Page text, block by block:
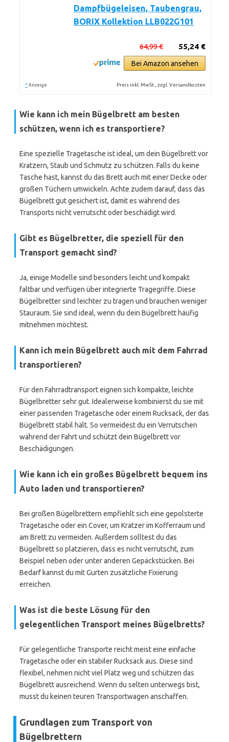
Dampfbügeleisen, Taubengrau,
BORIX Kollektion LLB022G101
55,24 €
64,99 €
Bei Amazon ansehen
* Anzeige Preis inkl. MwSt., zzgl. Versandkosten
Wie kann ich mein Bügelbrett am besten
schützen, wenn ich es transportiere?
Eine spezielle Tragetasche ist ideal, um dein Bügelbrett vor
Kratzern, Staub und Schmutz zu schützen. Falls du keine
Tasche hast, kannst du das Brett auch mit einer Decke oder
großen Tüchern umwickeln. Achte zudem darauf, dass das
Bügelbrett gut gesichert ist, damit es während des
Transports nicht verrutscht oder beschädigt wird.
Gibt es Bügelbretter, die speziell für den
Transport gemacht sind?
Ja, einige Modelle sind besonders leicht und kompakt
faltbar und verfügen über integrierte Tragegriffe. Diese
Bügelbretter sind leichter zu tragen und brauchen weniger
Stauraum. Sie sind ideal, wenn du dein Bügelbrett häufig
mitnehmen möchtest.
Kann ich mein Bügelbrett auch mit dem Fahrrad
transportieren?
Für den Fahrradtransport eignen sich kompakte, leichte
Bügelbretter sehr gut. Idealerweise kombinierst du sie mit
einer passenden Tragetasche oder einem Rucksack, der das
Bügelbrett stabil hält. So vermeidest du ein Verrutschen
während der Fahrt und schützt dein Bügelbrett vor
Beschädigungen.
Wie kann ich ein großes Bügelbrett bequem ins
Auto laden und transportieren?
Bei großen Bügelbrettern empfiehlt sich eine gepolsterte
Tragetasche oder ein Cover, um Kratzer im Kofferraum und
am Brett zu vermeiden. Außerdem solltest du das
Bügelbrett so platzieren, dass es nicht verrutscht, zum
Beispiel neben oder unter anderen Gepäckstücken. Bei
Bedarf kannst du mit Gurten zusätzliche Fixierung
erreichen.
Was ist die beste Lösung für den
gelegentlichen Transport meines Bügelbretts?
Für gelegentliche Transporte reicht meist eine einfache
Tragetasche oder ein stabiler Rucksack aus. Diese sind
flexibel, nehmen nicht viel Platz weg und schützen das
Bügelbrett ausreichend. Wenn du selten unterwegs bist,
musst du keinen teuren Transportwagen anschaffen.
Grundlagen zum Transport von
Bügelbrettern